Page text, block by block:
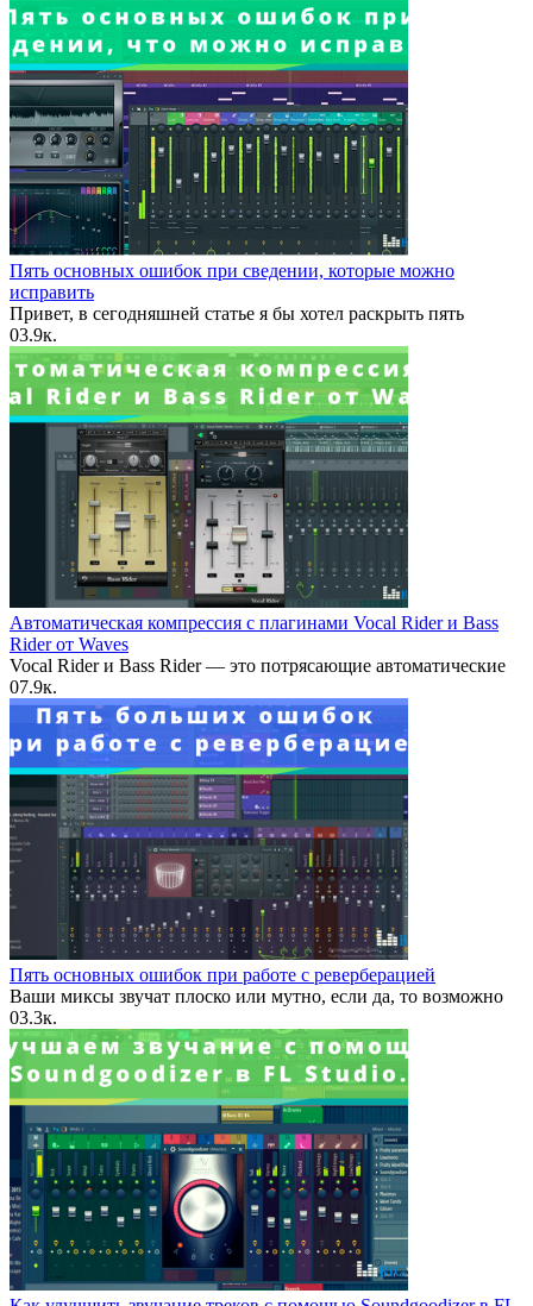
Пять основных ошибок при сведении, которые можно
исправить
Привет, в сегодняшней статье я бы хотел раскрыть пять
03.9к.
Автоматическая компрессия с плагинами Vocal Rider и Bass
Rider от Waves
Vocal Rider и Bass Rider — это потрясающие автоматические
07.9к.
Пять основных ошибок при работе с реверберацией
Ваши миксы звучат плоско или мутно, если да, то возможно
03.3к.